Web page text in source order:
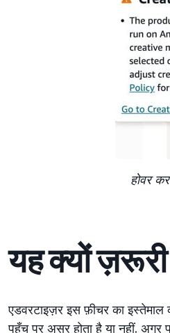
होवर
यह क्यों
एडवरटाइज़र इस फ़ीचर का
पहुँच पर असर होता है या नहीं. अगर